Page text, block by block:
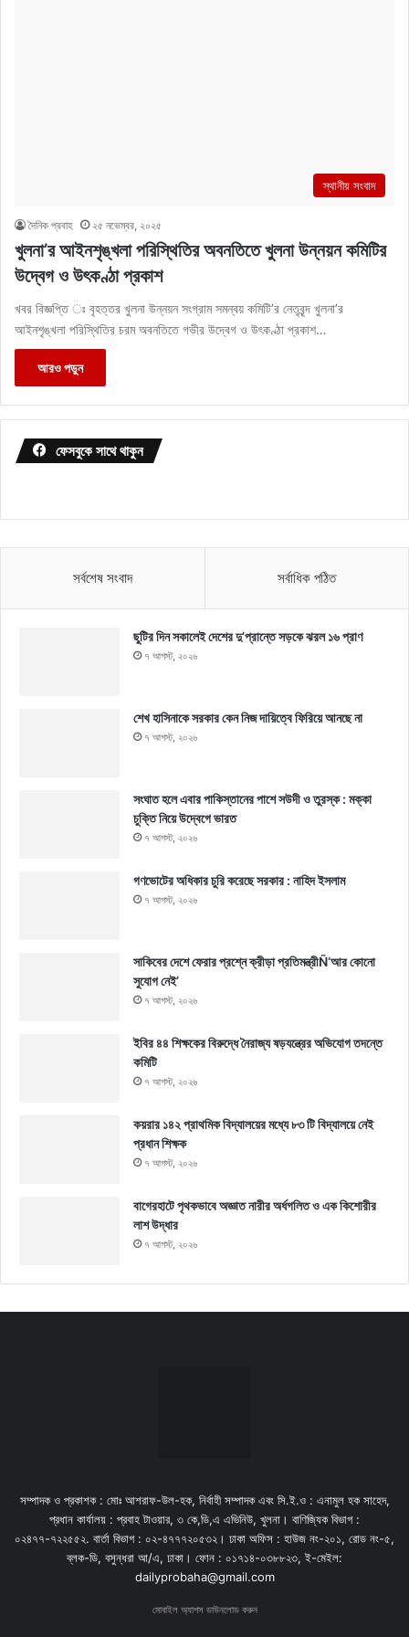
স্থানীয় সংবাদ
দৈনিক প্রবাহ ২৫ নভেম্বর, ২০২৫
খুলনা’র আইনশৃঙ্খলা পরিস্থিতির অবনতিতে খুলনা উন্নয়ন কমিটির
উদ্বেগ ও উৎকণ্ঠা প্রকাশ
খবর বিজ্ঞপ্তি ঃ বৃহত্তর খুলনা উন্নয়ন সংগ্রাম সমন্বয় কমিটি’র নেতৃবৃন্দ খুলনা’র
আইনশৃঙ্খলা পরিস্থিতির চরম অবনতিতে গভীর উদ্বেগ ও উৎকণ্ঠা প্রকাশ…
আরও পড়ুন
ফেসবুকে সাথে থাকুন
সর্বশেষ সংবাদ সর্বাধিক পঠিত
ছুটির দিন সকালেই দেশের দু’প্রান্তে সড়কে ঝরল ১৬ প্রাণ
৭ আগস্ট, ২০২৬
শেখ হাসিনাকে সরকার কেন নিজ দায়িত্বে ফিরিয়ে আনছে না
৭ আগস্ট, ২০২৬
সংঘাত হলে এবার পাকিস্তানের পাশে সউদী ও তুরস্ক : মক্কা
চুক্তি নিয়ে উদ্বেগে ভারত
৭ আগস্ট, ২০২৬
গণভোটের অধিকার চুরি করেছে সরকার : নাহিদ ইসলাম
৭ আগস্ট, ২০২৬
সাকিবের দেশে ফেরার প্রশ্নে ক্রীড়া প্রতিমন্ত্রীÑ‘আর কোনো
সুযোগ নেই’
৭ আগস্ট, ২০২৬
ইবির ৪৪ শিক্ষকের বিরুদ্ধে নৈরাজ্য ষড়যন্ত্রের অভিযোগ তদন্তে
কমিটি
৭ আগস্ট, ২০২৬
কয়রার ১৪২ প্রাথমিক বিদ্যালয়ের মধ্যে ৮৩ টি বিদ্যালয়ে নেই
প্রধান শিক্ষক
৭ আগস্ট, ২০২৬
বাগেরহাটে পৃথকভাবে অজ্ঞাত নারীর অর্ধগলিত ও এক কিশোরীর
লাশ উদ্ধার
৭ আগস্ট, ২০২৬
সম্পাদক ও প্রকাশক : মোঃ আশরাফ-উল-হক, নির্বাহী সম্পাদক এবং সি.ই.ও : এনামুল হক সাহেদ,
প্রধান কার্যালয় : প্রবাহ টাওয়ার, ৩ কে,ডি,এ এভিনিউ, খুলনা। বাণিজ্যিক বিভাগ :
০২৪৭৭-৭২২৫৫২. বার্তা বিভাগ : ০২-৪৭৭৭২০৫৩২। ঢাকা অফিস : হাউজ নং-২০১, রোড নং-৫,
ব্লক-ডি, বসুন্ধরা আ/এ, ঢাকা। ফোন : ০১৭১৪-০৩৮৮২৩, ই-মেইল:
dailyprobaha@gmail.com
মোবাইল অ্যাপস ডাউনলোড করুন